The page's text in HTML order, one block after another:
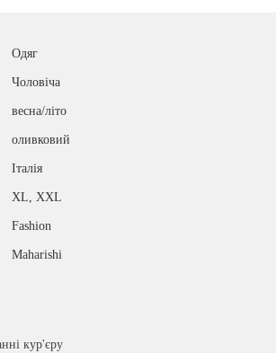
Одяг
Чоловіча
весна/літо
оливковий
Італія
XL, XXL
Fashion
Maharishi
кур'єру